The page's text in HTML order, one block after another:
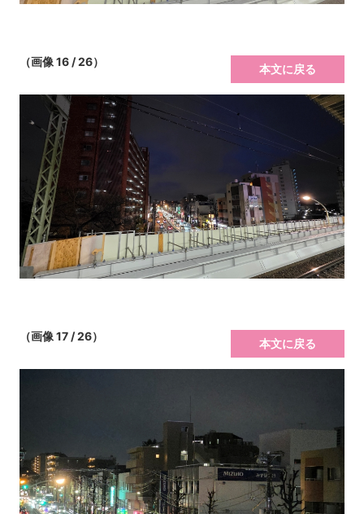
（画像 16 / 26）
本文に戻る
（画像 17 / 26）
本文に戻る